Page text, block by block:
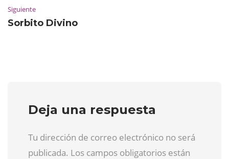
Siguiente
Sorbito Divino
Deja una respuesta
Tu dirección de correo electrónico no será
publicada. Los campos obligatorios están